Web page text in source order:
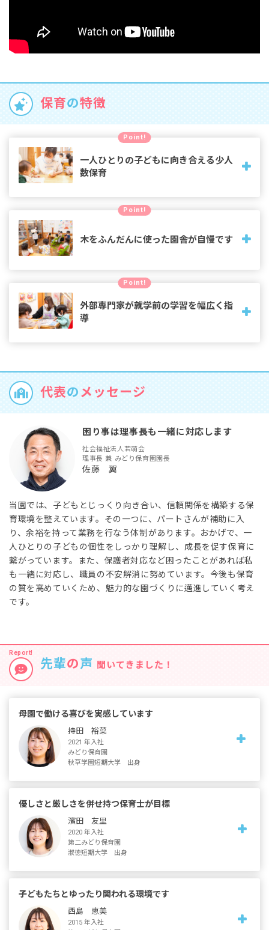
保育の特徴
Point!
一人ひとりの子どもに向き合える少人
数保育
職員が基準より多く配置され、0・1歳クラスは園児14名に対
し担任4名のところ、専属フリーを1名追加。クラスも少人数
なので子どもの成長にじっくり向き合えます。
Point!
木をふんだんに使った園舎が自慢です
設計士による木造平屋建ての園舎は、檜や栗材が心地良い木
の温もりあふれる空間。各部屋の壁はガラス張りで園内の見
通しがよく、大家族のような一体感を生み出します。
Point!
外部専門家が就学前の学習を幅広く指
導
代表の メッセージ
困り事は理事長も一緒に対応します
社会福祉法人若萌会
理事長 兼 みどり保育園園長
佐藤 翼
当園では、子どもとじっくり向き合い、信頼関係を構築する保
育環境を整えています。その一つに、パートさんが補助に入
り、余裕を持って業務を行なう体制があります。おかげで、一
人ひとりの子どもの個性をしっかり理解し、成長を促す保育に
繋がっています。また、保護者対応など困ったことがあれば私
も一緒に対応し、職員の不安解消に努めています。今後も保育
の質を高めていくため、魅力的な園づくりに邁進していく考え
です。
先輩の声 聞いてきました！
母園で働ける喜びを実感しています
持田 裕菜
2021 年入社
みどり保育園
秋草学園短期大学 出身
入職の決め手を教えてください。
「母園で働きたい」という思いが強く、希望が叶いました。神輿
をかつぐ夕涼み会やお遊戯を披露するクリスマス会などこの園に
は楽しい思い出がいっぱい。木の温もりがある園舎には懐かしさ
を感じます。幼いころに遊んだ園庭に加え、隣に120坪の広い園庭
した。
入職前後で感じたギャップを教えてください。
保育士になったら家に帰っても自分の時間はなく、働き詰めにな
優しさと厳しさを併せ持つ保育士が目標
濱田 友里
2020 年入社
第二みどり保育園
淑徳短期大学 出身
保育士になった理由を教えてください。
高校で進路選択をする際、家族に「優しい性格だから保育士はど
う？」と薦められたんです。3人兄弟の末っ子で年下の子と関わる
ことの少ない幼少期を過ごしましたが、短大の見学で保育への興
子どもたちとゆったり関われる環境です
西島 恵美
2015 年入社